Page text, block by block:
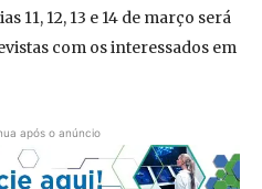
11, 12, 13 e 14 de março será
com os interessados em
após o anúncio